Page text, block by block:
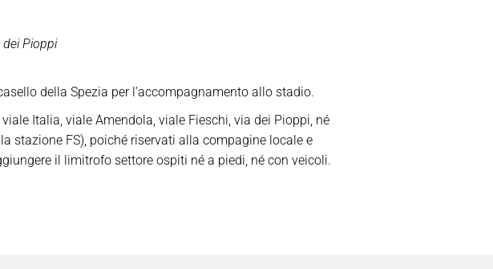
dei Pioppi
della Spezia per l’accompagnamento allo stadio.
Italia, viale Amendola, viale Fieschi, via dei Pioppi, né
stazione FS), poiché riservati alla compagine locale e
il limitrofo settore ospiti né a piedi, né con veicoli.